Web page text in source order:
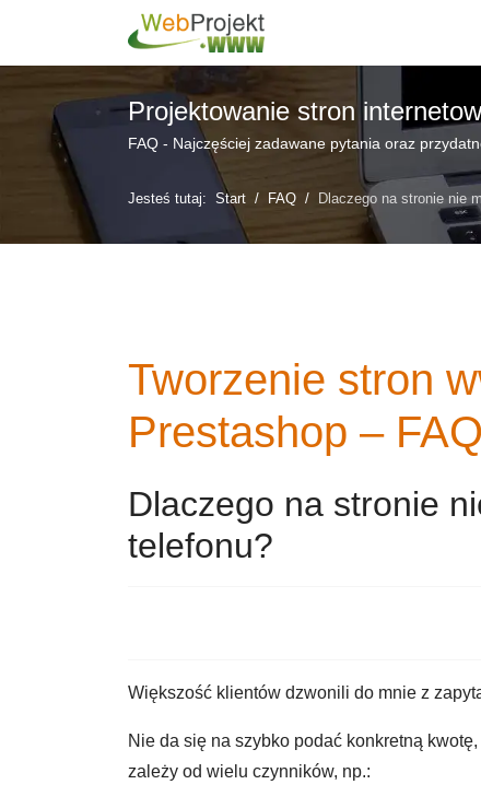
Projektowanie stron
FAQ - Najczęściej zadawane pytania oraz
Jesteś tutaj: Start FAQ Dlaczego na stronie nie
Tworzenie stron
Prestashop – FAQ
Dlaczego na stronie
telefonu?
Większość klientów dzwonili do mnie z
Nie da się na szybko podać konkretną
zależy od wielu czynników, np.: